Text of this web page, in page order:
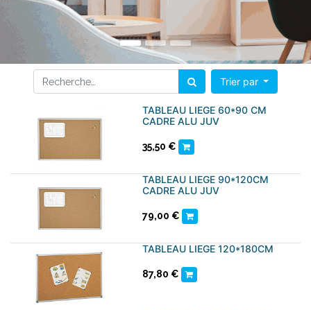
Trier par
TABLEAU LIEGE 60*90 CM
CADRE ALU JUV
35,50 €
TABLEAU LIEGE 90*120CM
CADRE ALU JUV
79,00 €
TABLEAU LIEGE 120*180CM
87,80 €